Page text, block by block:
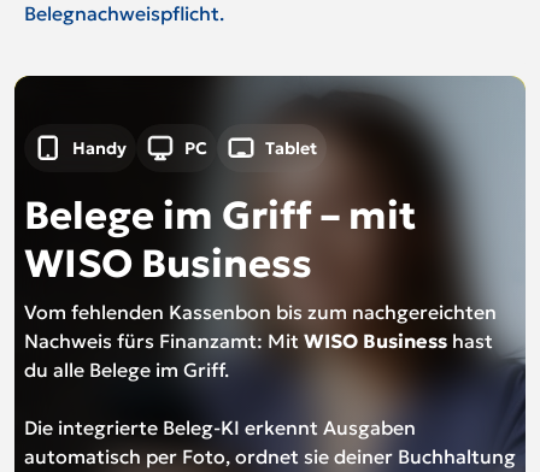
Belegnachweispflicht.
Handy PC Tablet
Belege im Griff – mit
WISO Business
Vom fehlenden Kassenbon bis zum nachgereichten
Nachweis fürs Finanzamt: Mit WISO Business hast
du alle Belege im Griff.
Die integrierte Beleg-KI erkennt Ausgaben
automatisch per Foto, ordnet sie deiner Buchhaltung